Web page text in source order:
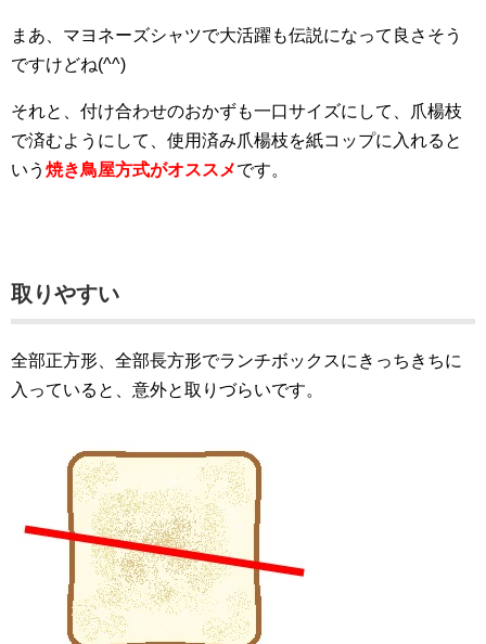
まあ、マヨネーズシャツで大活躍も伝説になって良さそう
ですけどね(^^)
それと、付け合わせのおかずも一口サイズにして、爪楊枝
で済むようにして、使用済み爪楊枝を紙コップに入れると
いう 焼き鳥屋方式がオススメです。
取りやすい
全部正方形、全部長方形でランチボックスにきっちきちに
入っていると、意外と取りづらいです。